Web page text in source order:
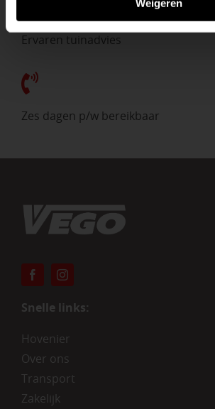
Weigeren
Ervaren tuinadvies
Zes dagen p/w bereikbaar
Snelle links:
Hovenier
Over ons
Transport
Zakelijk